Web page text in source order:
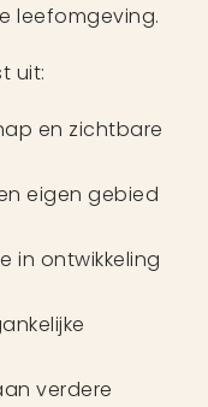
leefomgeving.
uit:
en zichtbare
eigen gebied
in ontwikkeling
verdere